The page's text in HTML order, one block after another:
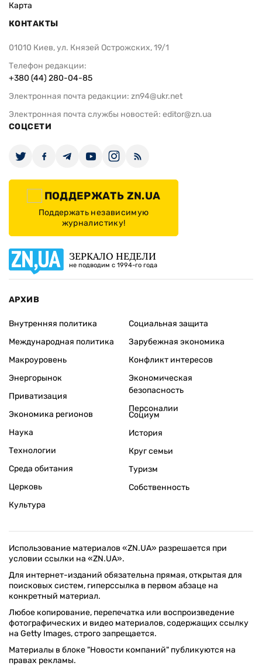
Карта
КОНТАКТЫ
01010 Киев, ул. Князей Острожских, 19/1
Телефон редакции:
+380 (44) 280-04-85
Электронная почта редакции: zn94@ukr.net
Электронная почта службы новостей: editor@zn.ua
СОЦСЕТИ
ПОДДЕРЖАТЬ ZN.UA
Поддержать независимую
журналистику!
ЗЕРКАЛО НЕДЕЛИ
не подводим с 1994-го года
АРХИВ
Внутренняя политика
Международная политика
Макроуровень
Энергорынок
Приватизация
Экономика регионов
Социальная защита
Зарубежная экономика
Конфликт интересов
Экономическая
безопасность
Персоналии
Наука
Технологии
Среда обитания
Церковь
Культура
Социум
История
Круг семьи
Туризм
Собственность
Использование материалов «ZN.UA» разрешается при
условии ссылки на «ZN.UA».
Для интернет-изданий обязательна прямая, открытая для
поисковых систем, гиперссылка в первом абзаце на
конкретный материал.
Любое копирование, перепечатка или воспроизведение
фотографических и видео материалов, содержащих ссылку
на Getty Images, строго запрещается.
Материалы в блоке "Новости компаний" публикуются на
правах рекламы.